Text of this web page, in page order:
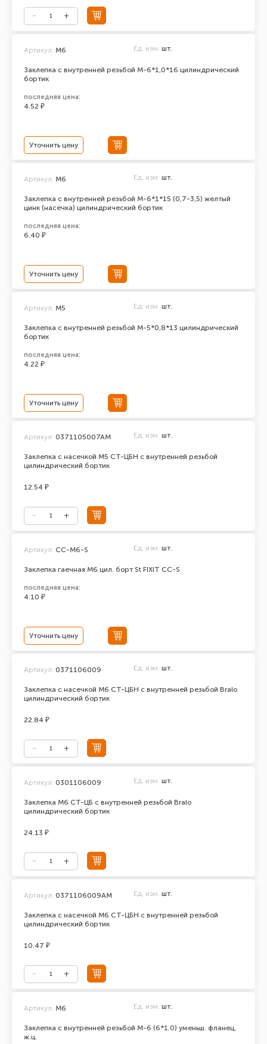
Заклепка с внутренней резьбой М-6*1,0*16 цилиндрический
бортик
Артикул: М6 Ед. изм. шт.
последняя цена:
4.52 ₽
Уточнить цену
Заклепка с внутренней резьбой М-6*1*15 (0,7-3,5) желтый
цинк (насечка) цилиндрический бортик
Артикул: М6 Ед. изм. шт.
последняя цена:
6.40 ₽
Уточнить цену
Заклепка с внутренней резьбой М-5*0,8*13 цилиндрический
бортик
Артикул: М5 Ед. изм. шт.
последняя цена:
4.22 ₽
Уточнить цену
Заклепка с насечкой М5 СТ-ЦБН с внутренней резьбой
цилиндрический бортик
Артикул: 0371105007АМ Ед. изм. шт.
12.54 ₽
Заклепка гаечная М6 цил. борт St FIXIT CC-S
Артикул: CC-М6-S Ед. изм. шт.
последняя цена:
4.10 ₽
Уточнить цену
Заклепка с насечкой М6 СТ-ЦБН с внутренней резьбой Bralo
цилиндрический бортик
Артикул: 0371106009 Ед. изм. шт.
22.84 ₽
Заклепка М6 СТ-ЦБ с внутренней резьбой Bralo
цилиндрический бортик
Артикул: 0301106009 Ед. изм. шт.
24.13 ₽
Заклепка с насечкой М6 СТ-ЦБН с внутренней резьбой
цилиндрический бортик
Артикул: 0371106009АМ Ед. изм. шт.
10.47 ₽
Заклепка с внутренней резьбой М-6 (6*1.0) уменьш. фланец,
ж.ц.
Артикул: М6 Ед. изм. шт.